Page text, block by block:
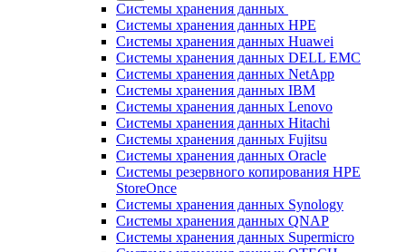
Системы хранения данных
Системы хранения данных HPE
Системы хранения данных Huawei
Системы хранения данных DELL EMC
Cистемы хранения данных NetApp
Системы хранения данных IBM
Системы хранения данных Lenovo
Системы хранения данных Hitachi
Системы хранения данных Fujitsu
Системы хранения данных Oracle
Системы резервного копирования HPE
StoreOnce
Системы хранения данных Synology
Системы хранения данных QNAP
Системы хранения данных Supermicro